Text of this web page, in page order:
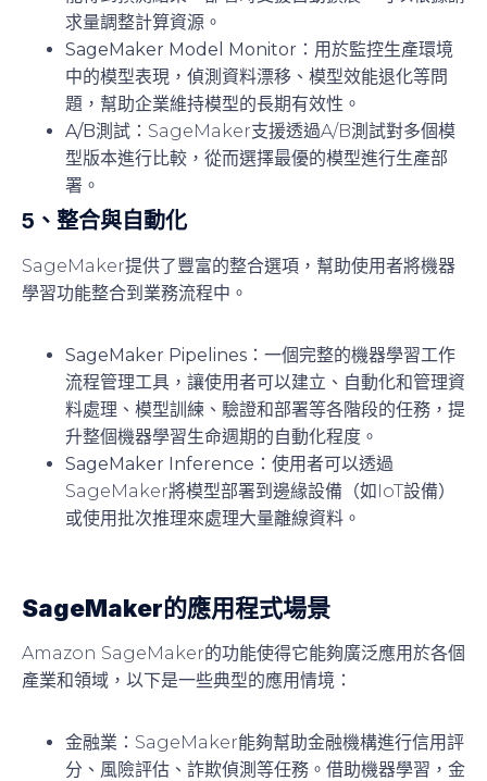
求量調整計算資源。
SageMaker Model Monitor ：用於監控生產環境
中的模型表現，偵測資料漂移、模型效能退化等問
題，幫助企業維持模型的長期有效性。
A/B測試 ：SageMaker支援透過A/B測試對多個模
型版本進行比較，從而選擇最優的模型進行生產部
署。
5、 整合與自動化
SageMaker提供了豐富的整合選項，幫助使用者將機器
學習功能整合到業務流程中。
SageMaker Pipelines ：一個完整的機器學習工作
流程管理工具，讓使用者可以建立、自動化和管理資
料處理、模型訓練、驗證和部署等各階段的任務，提
升整個機器學習生命週期的自動化程度。
SageMaker Inference ：使用者可以透過
SageMaker將模型部署到邊緣設備（如IoT設備）
或使用批次推理來處理大量離線資料。
SageMaker的應用程式場景
Amazon SageMaker的功能使得它能夠廣泛應用於各個
產業和領域，以下是一些典型的應用情境：
金融業 ：SageMaker能夠幫助金融機構進行信用評
分、風險評估、詐欺偵測等任務。借助機器學習，金